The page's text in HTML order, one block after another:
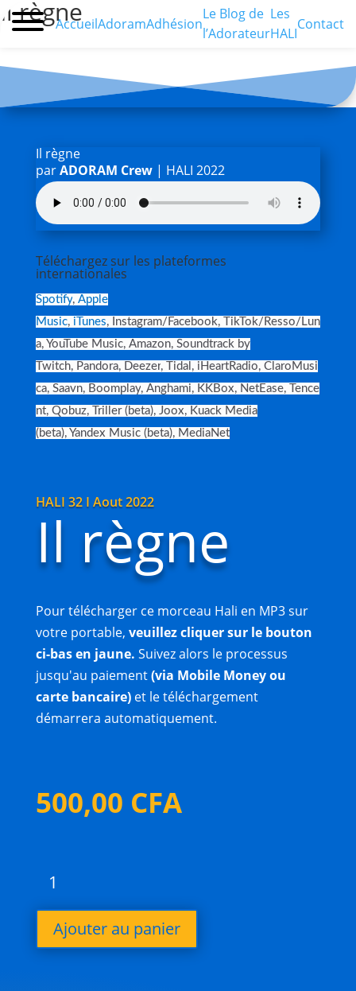
AccueilAdoramAdhésion
Le Blog de
l’Adorateur
Les
HALI
Contact
Il règne
Il règne
parADORAM Crew| HALI 2022
Téléchargez sur les plateformes
internationales
Spotify, Apple
Music, iTunes, Instagram/Facebook, TikTok/Resso/Lun
a, YouTube Music, Amazon, Soundtrack by
Twitch, Pandora, Deezer, Tidal , iHeartRadio, ClaroMusi
ca, Saavn, Boomplay, Anghami, KKBox, NetEase, Tence
nt, Qobuz, Triller (beta), Joox, Kuack Media
(beta), Yandex Music (beta), MediaNet
HALI 32 I Aout 2022
Il règne
Pour télécharger ce morceau Hali en MP3 sur
votre portable, veuillez cliquer sur le bouton
ci-bas en jaune. Suivez alors le processus
jusqu'au paiement(via Mobile Money ou
carte bancaire)et le téléchargement
démarrera automatiquement.
500,00 CFA
Il
règne
Ajouter au panier